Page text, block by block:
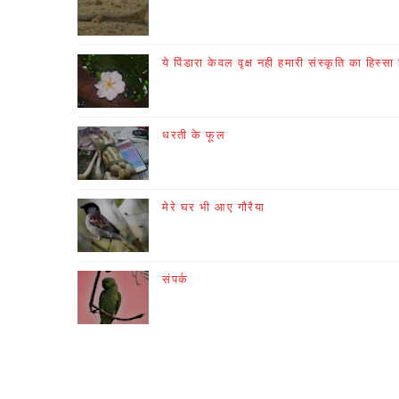
ये पिंडारा केवल वृक्ष नही हमारी संस्कृति का हिस्सा
धरती के फूल
मेरे घर भी आए गौरैया
संपर्क